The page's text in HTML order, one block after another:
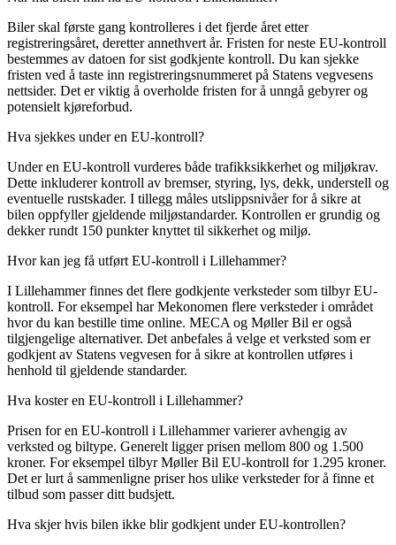
Biler skal første gang kontrolleres i det fjerde året etter
registreringsåret, deretter annethvert år. Fristen for neste EU-kontroll
bestemmes av datoen for sist godkjente kontroll. Du kan sjekke
fristen ved å taste inn registreringsnummeret på Statens vegvesens
nettsider. Det er viktig å overholde fristen for å unngå gebyrer og
potensielt kjøreforbud.
Hva sjekkes under en EU-kontroll?
Under en EU-kontroll vurderes både trafikksikkerhet og miljøkrav.
Dette inkluderer kontroll av bremser, styring, lys, dekk, understell og
eventuelle rustskader. I tillegg måles utslippsnivåer for å sikre at
bilen oppfyller gjeldende miljøstandarder. Kontrollen er grundig og
dekker rundt 150 punkter knyttet til sikkerhet og miljø.
Hvor kan jeg få utført EU-kontroll i Lillehammer?
I Lillehammer finnes det flere godkjente verksteder som tilbyr EU-
kontroll. For eksempel har Mekonomen flere verksteder i området
hvor du kan bestille time online. MECA og Møller Bil er også
tilgjengelige alternativer. Det anbefales å velge et verksted som er
godkjent av Statens vegvesen for å sikre at kontrollen utføres i
henhold til gjeldende standarder.
Hva koster en EU-kontroll i Lillehammer?
Prisen for en EU-kontroll i Lillehammer varierer avhengig av
verksted og biltype. Generelt ligger prisen mellom 800 og 1.500
kroner. For eksempel tilbyr Møller Bil EU-kontroll for 1.295 kroner.
Det er lurt å sammenligne priser hos ulike verksteder for å finne et
tilbud som passer ditt budsjett.
Hva skjer hvis bilen ikke blir godkjent under EU-kontrollen?